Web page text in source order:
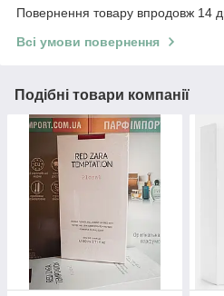
Повернення товару впродовж 14
Всі умови повернення
Подібні товари компанії